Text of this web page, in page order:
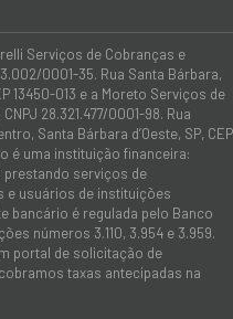
Serviços de Cobranças e
0001-35. Rua Santa Bárbara,
13450-013 e a Moreto Serviços de
28.321.477/0001-98. Rua
Santa Bárbara d’Oeste, SP, CEP
é uma instituição financeira:
serviços de
e usuários de instituições
bancário é regulada pelo Banco
números 3.110, 3.954 e 3.959.
portal de solicitação de
taxas antecipadas na